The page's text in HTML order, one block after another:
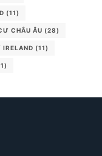
(11)
CHÂU ÂU (28)
(11)